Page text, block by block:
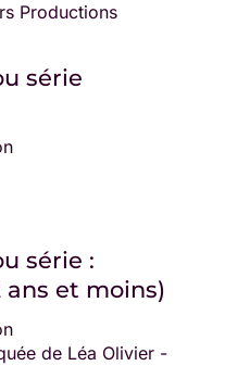
Productions
série
série :
ans et moins)
de Léa Olivier -